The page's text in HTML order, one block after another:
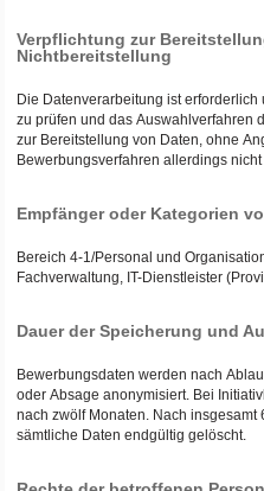
Verpflichtung zur
Nichtbereitstellung
Die Datenverarbeitung ist
zu prüfen und das Auswahlverfahren
zur Bereitstellung von Daten, ohne
Bewerbungsverfahren allerdings
Empfänger oder Kategorien
Bereich 4-1/Personal und
Fachverwaltung, IT-Dienstleister
Dauer der Speicherung und
Bewerbungsdaten werden nach
oder Absage anonymisiert. Bei
nach zwölf Monaten. Nach
sämtliche Daten endgültig gelöscht.